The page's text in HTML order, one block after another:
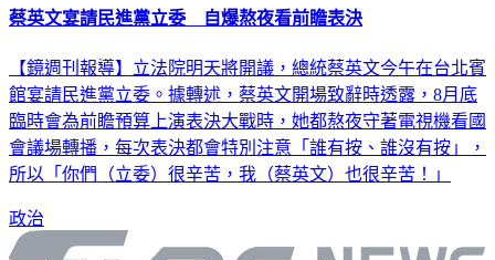
蔡英文宴請民進黨立委 自爆熬夜看前瞻表決
【鏡週刊報導】立法院明天將開議，總統蔡英文今午在台北賓
館宴請民進黨立委。據轉述，蔡英文開場致辭時透露，8月底
臨時會為前瞻預算上演表決大戰時，她都熬夜守著電視機看國
會議場轉播，每次表決都會特別注意「誰有按、誰沒有按」，
所以「你們（立委）很辛苦，我（蔡英文）也很辛苦！」
政治